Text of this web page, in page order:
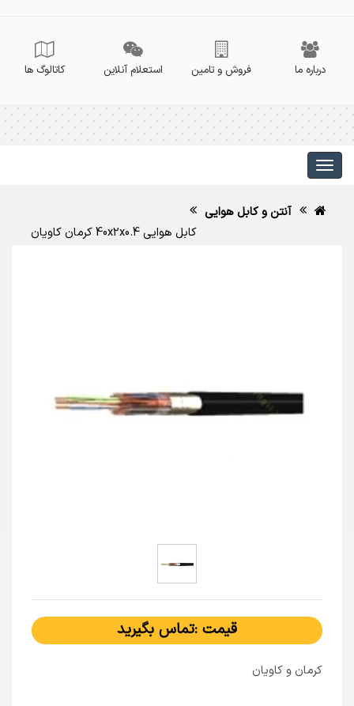
درباره ما فروش و تامین استعلام آنلاین کاتالوگ ها
آنتن و کابل هوایی
کابل هوایی 40x2x0.4 کرمان کاویان
قیمت :تماس بگیرید
کرمان و کاویان